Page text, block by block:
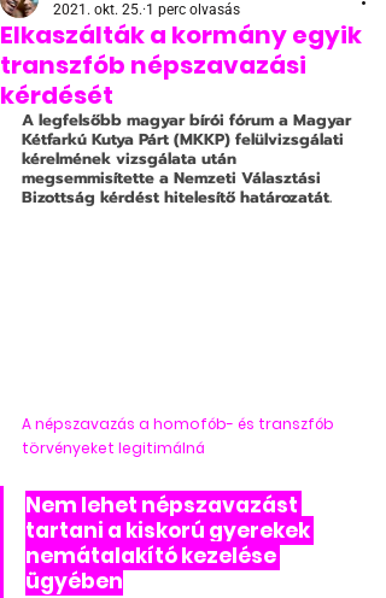
Elkaszálták a kormány egyik
transzfób népszavazási
kérdését
2021. okt. 25. 1 perc olvasás
A legfelsőbb magyar bírói fórum a Magyar
Kétfarkú Kutya Párt (MKKP) felülvizsgálati
kérelmének vizsgálata után
megsemmisítette a Nemzeti Választási
Bizottság kérdést hitelesítő határozatát.
A népszavazás a homofób- és transzfób
törvényeket legitimálná
Nem lehet népszavazást
tartani a kiskorú gyerekek
nemátalakító kezelése
ügyében